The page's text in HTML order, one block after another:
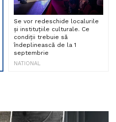
Se vor redeschide localurile
și instituțiile culturale. Ce
condiții trebuie să
îndeplinească de la 1
septembrie
NATIONAL